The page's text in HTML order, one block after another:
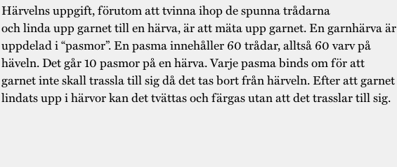
Härvelns uppgift, förutom att tvinna ihop de spunna trådarna
och linda upp garnet till en härva, är att mäta upp garnet. En garnhärva är
uppdelad i “pasmor”. En pasma innehåller 60 trådar, alltså 60 varv på
häveln. Det går 10 pasmor på en härva. Varje pasma binds om för att
garnet inte skall trassla till sig då det tas bort från härveln. Efter att garnet
lindats upp i härvor kan det tvättas och färgas utan att det trasslar till sig.